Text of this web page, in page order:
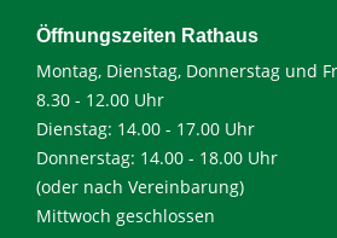
Öffnungszeiten Rathaus
Montag, Dienstag, Donnerstag und
8.30 - 12.00 Uhr
Dienstag: 14.00 - 17.00 Uhr
Donnerstag: 14.00 - 18.00 Uhr
(oder nach Vereinbarung)
Mittwoch geschlossen